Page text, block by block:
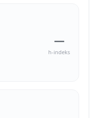
—
h-indeks